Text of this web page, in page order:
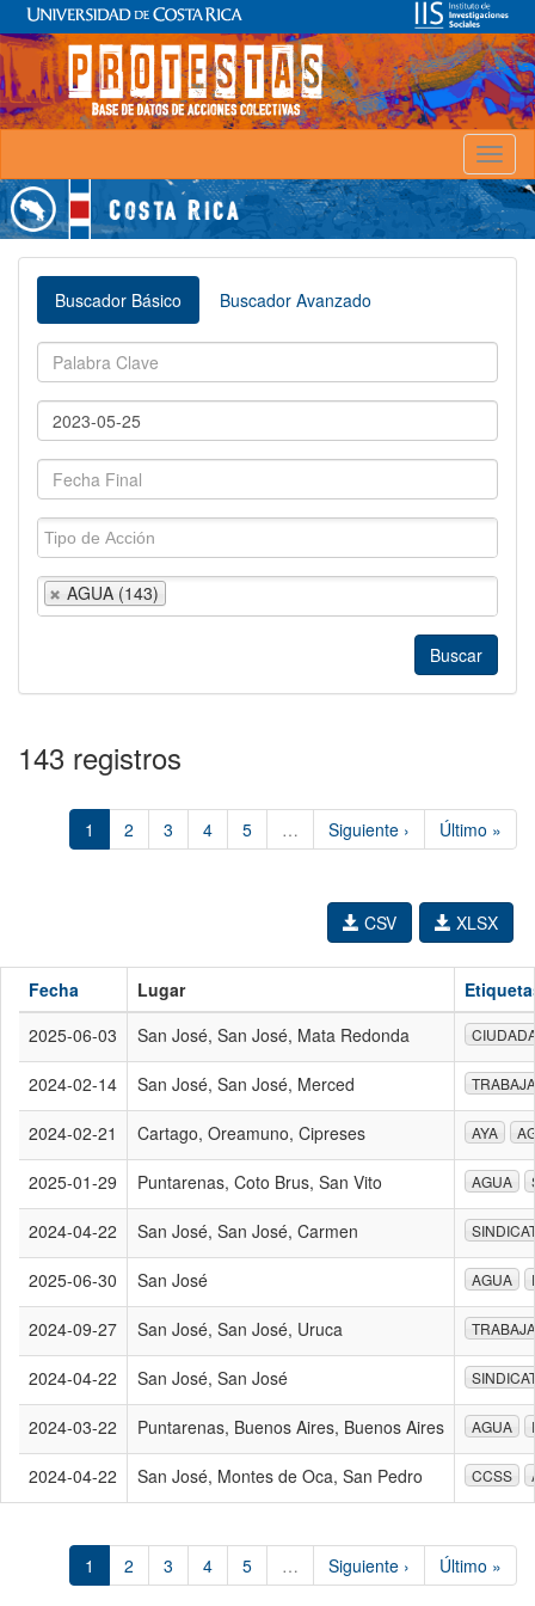
Buscador Básico Buscador Avanzado
AGUA (143)
143 registros
1 2 3 4 5 … Siguiente › Último »
XLSX
CSV
Fecha Lugar
2025-06-03
San José, San José, Mata Redonda
2024-02-14 San José, San José, Merced
2024-02-21 Cartago, Oreamuno, Cipreses AYA
2025-01-29 Puntarenas, Coto Brus, San Vito AGUA
2024-04-22 San José, San José, Carmen
2025-06-30 San José AGUA
2024-09-27 San José, San José, Uruca
2024-04-22 San José, San José
2024-03-22 Puntarenas, Buenos Aires, Buenos Aires AGUA
2024-04-22 San José, Montes de Oca, San Pedro CCSS
1 2 3 4 5 … Siguiente › Último »